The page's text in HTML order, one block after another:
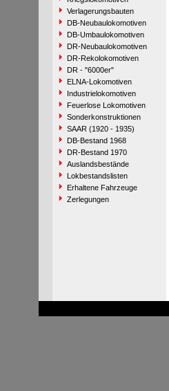
Verlagerungsbauten
DB-Neubaulokomotiven
DB-Umbaulokomotiven
DR-Neubaulokomotiven
DR-Rekolokomotiven
DR - "6000er"
ELNA-Lokomotiven
Industrielokomotiven
Feuerlose Lokomotiven
Sonderkonstruktionen
SAAR (1920 - 1935)
DB-Bestand 1968
DR-Bestand 1970
Auslandsbestände
Lokbestandslisten
Erhaltene Fahrzeuge
Zerlegungen